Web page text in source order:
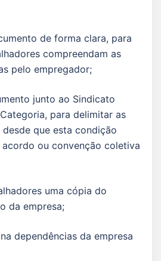
de forma clara, para
compreendam as
pelo empregador;
junto ao Sindicato
para delimitar as
que esta condição
ou convenção coletiva
uma cópia do
da empresa;
dependências da empresa